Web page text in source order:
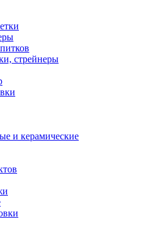
стрейнеры
и керамические